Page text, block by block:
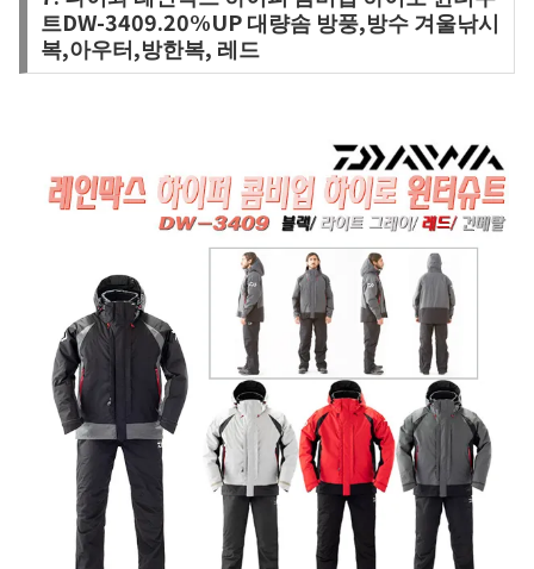
트DW-3409.20%UP 대량솜 방풍,방수 겨울낚시
복,아우터,방한복, 레드